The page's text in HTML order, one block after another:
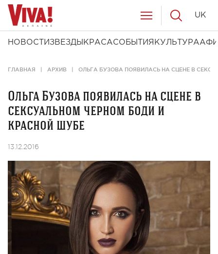
НОВОСТИ ЗВЕЗДЫ КРАСАСОБЫТИЯ КУЛЬТУРА
UK
ГЛАВНАЯ АРХИВ ОЛЬГА БУЗОВА ПОЯВИЛАСЬ НА СЦЕНЕ В
Ольга Бузова появилась на сцене в
сексуальном черном боди и
красной шубе
13.12.2016